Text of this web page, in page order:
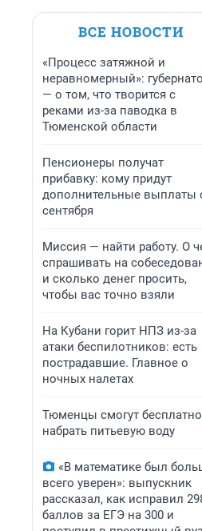
ВСЕ НОВОСТИ
«Процесс затяжной и
неравномерный»:
— о том, что творится с
реками из-за паводка в
Тюменской области
Пенсионеры получат
прибавку: кому придут
дополнительные выплаты
сентября
Миссия — найти работу. О
спрашивать на
и сколько денег просить,
чтобы вас точно взяли
На Кубани горит НПЗ из-за
атаки беспилотников: есть
пострадавшие. Главное о
ночных налетах
Тюменцы смогут бесплатно
набрать питьевую воду
«В математике был
всего уверен»: выпускник
рассказал, как исправил
баллов за ЕГЭ на 300 и